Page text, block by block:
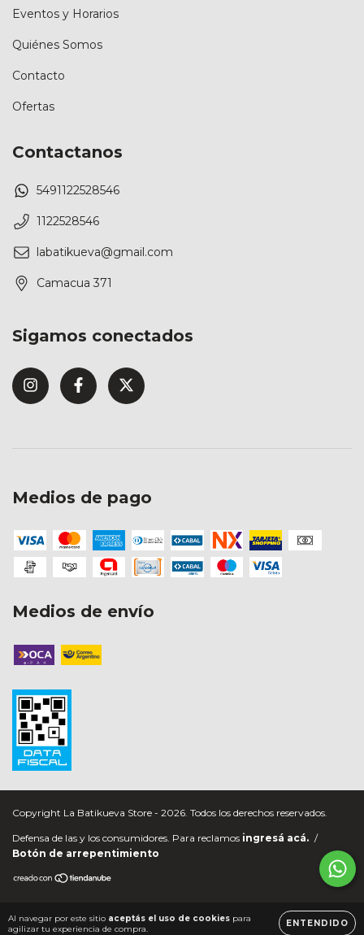
Al navegar por este sitio aceptás el uso de cookies para
agilizar tu experiencia de compra.
ENTENDIDO
Eventos y Horarios
Quiénes Somos
Contacto
Ofertas
Contactanos
5491122528546
1122528546
labatikueva@gmail.com
Camacua 371
Sigamos conectados
Medios de pago
Medios de envío
Copyright La Batikueva Store - 2026. Todos los derechos reservados.
Defensa de las y los consumidores. Para reclamos ingresá acá. /
Botón de arrepentimiento